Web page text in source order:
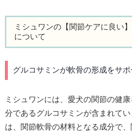
ミシュワンの【関節ケアに良い
について
グルコサミンが軟骨の形成をサポ
ミシュワンには、愛犬の関節の健
分であるグルコサミンが含まれて
は、関節軟骨の材料となる成分で